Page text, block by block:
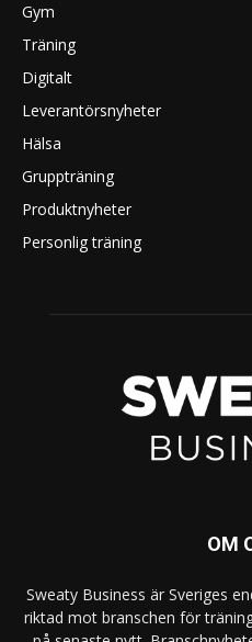
Gym
Träning
Digitalt
Leverantörsnyheter
Hälsa
Gruppträning
Produktnyheter
Personlig träning
OM
Sweaty Business är Sveriges
riktad mot branschen för